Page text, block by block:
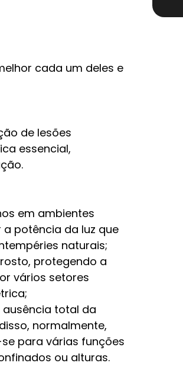
cada um deles e
de lesões
essencial,
em ambientes
potência da luz que
naturais;
protegendo a
vários setores
total da
normalmente,
para várias funções
ou alturas.